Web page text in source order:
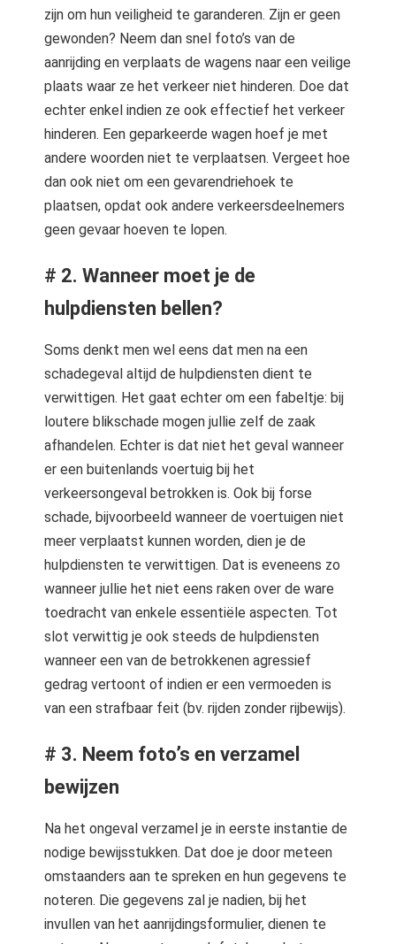
zijn om hun veiligheid te garanderen. Zijn er geen
gewonden? Neem dan snel foto’s van de
aanrijding en verplaats de wagens naar een veilige
plaats waar ze het verkeer niet hinderen. Doe dat
echter enkel indien ze ook effectief het verkeer
hinderen. Een geparkeerde wagen hoef je met
andere woorden niet te verplaatsen. Vergeet hoe
dan ook niet om een gevarendriehoek te
plaatsen, opdat ook andere verkeersdeelnemers
geen gevaar hoeven te lopen.
# 2. Wanneer moet je de
hulpdiensten bellen?
Soms denkt men wel eens dat men na een
schadegeval altijd de hulpdiensten dient te
verwittigen. Het gaat echter om een fabeltje: bij
loutere blikschade mogen jullie zelf de zaak
afhandelen. Echter is dat niet het geval wanneer
er een buitenlands voertuig bij het
verkeersongeval betrokken is. Ook bij forse
schade, bijvoorbeeld wanneer de voertuigen niet
meer verplaatst kunnen worden, dien je de
hulpdiensten te verwittigen. Dat is eveneens zo
wanneer jullie het niet eens raken over de ware
toedracht van enkele essentiële aspecten. Tot
slot verwittig je ook steeds de hulpdiensten
wanneer een van de betrokkenen agressief
gedrag vertoont of indien er een vermoeden is
van een strafbaar feit (bv. rijden zonder rijbewijs).
# 3. Neem foto’s en verzamel
bewijzen
Na het ongeval verzamel je in eerste instantie de
nodige bewijsstukken. Dat doe je door meteen
omstaanders aan te spreken en hun gegevens te
noteren. Die gegevens zal je nadien, bij het
invullen van het aanrijdingsformulier, dienen te